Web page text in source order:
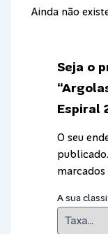
Ainda não
Seja o
Espiral
O seu
publicado.
A sua